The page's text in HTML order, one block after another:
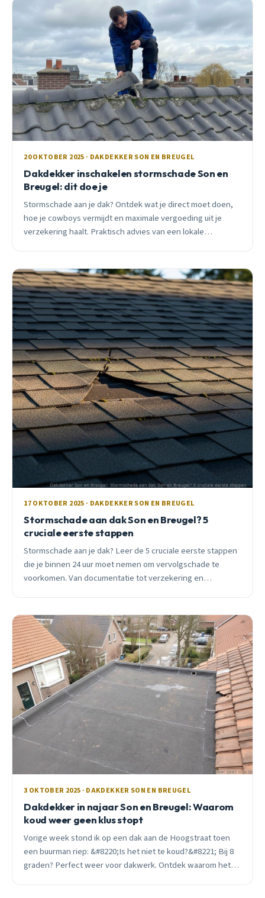
20 OKTOBER 2025 · DAKDEKKER SON EN BREUGEL
Dakdekker inschakelen stormschade Son en
Breugel: dit doe je
Stormschade aan je dak? Ontdek wat je direct moet doen,
hoe je cowboys vermijdt en maximale vergoeding uit je
verzekering haalt. Praktisch advies van een lokale
17 OKTOBER 2025 · DAKDEKKER SON EN BREUGEL
Stormschade aan dak Son en Breugel? 5
cruciale eerste stappen
Stormschade aan je dak? Leer de 5 cruciale eerste stappen
die je binnen 24 uur moet nemen om vervolgschade te
voorkomen. Van documentatie tot verzekering en
3 OKTOBER 2025 · DAKDEKKER SON EN BREUGEL
Dakdekker in najaar Son en Breugel: Waarom
koud weer geen klus stopt
Vorige week stond ik op een dak aan de Hoogstraat toen
een buurman riep: &#8220;Is het niet te koud?&#8221; Bij 8
graden? Perfect weer voor dakwerk. Ontdek waarom het